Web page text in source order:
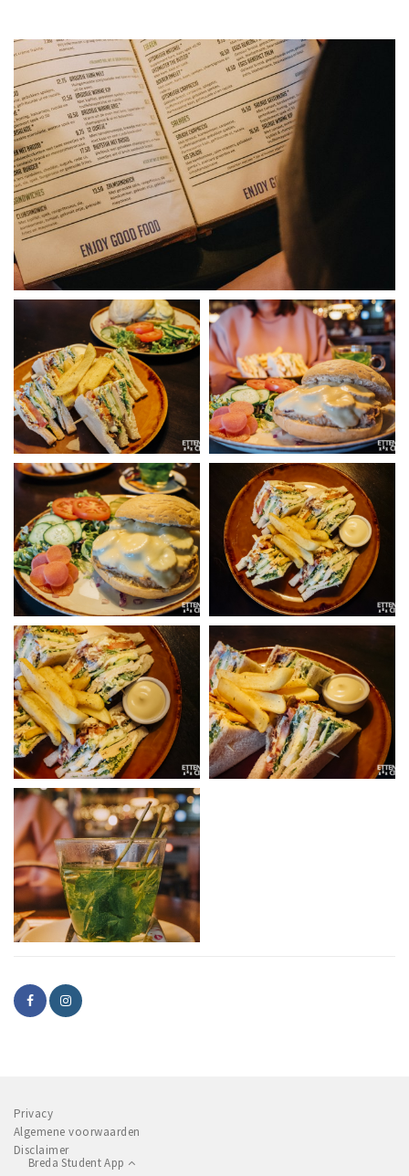
Privacy
Algemene voorwaarden
Disclaimer
Breda Student App